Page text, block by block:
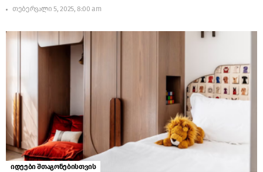
თებერვალი 5, 2025, 8:00 am
იდეები შთაგონებისთვის